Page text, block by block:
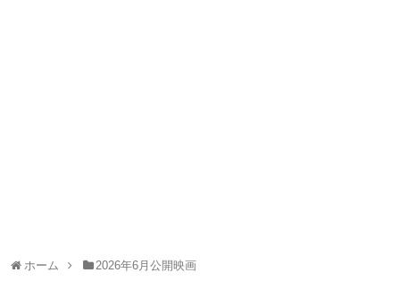
ホーム 2026年6月公開映画